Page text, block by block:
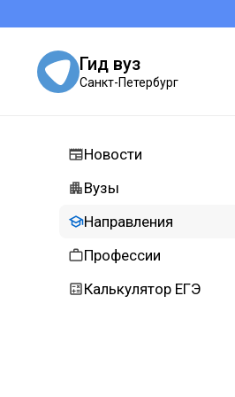
Гид вуз
Санкт-Петербург
Новости
Вузы
Направления
Профессии
Калькулятор ЕГЭ